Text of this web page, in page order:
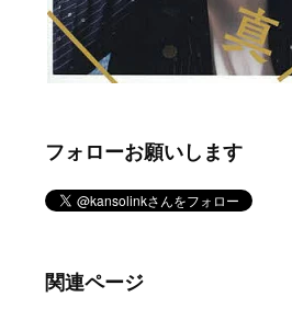
フォローお願いします
関連ページ